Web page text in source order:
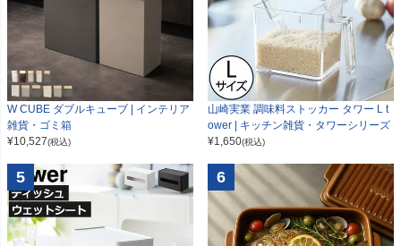
W CUBE ダブルキューブ | インテリア
雑貨・ゴミ箱
¥10,527(税込)
山崎実業 調味料ストッカー タワー L t
ower | キッチン雑貨・タワーシリーズ
¥1,650(税込)
5 6